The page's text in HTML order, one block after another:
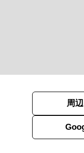
周